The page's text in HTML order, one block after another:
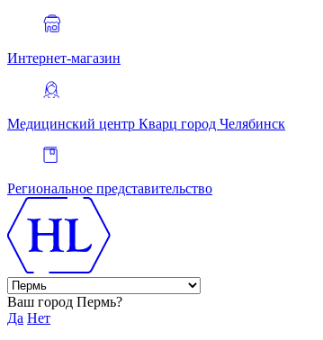
Интернет-магазин
Медицинский центр Кварц город Челябинск
Региональное представительство
Ваш город Пермь?
Да Нет